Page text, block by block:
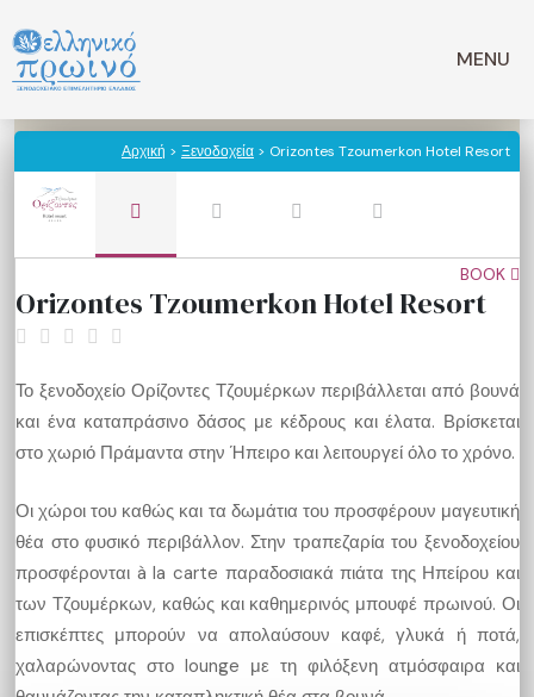
σε
περιεχόμενο
MENU
Αρχική > Ξενοδοχεία > Orizontes Tzoumerkon Hotel Resort
BOOK
Orizontes Tzoumerkon Hotel Resort
Το ξενοδοχείο Ορίζοντες Τζουμέρκων περιβάλλεται από βουνά
και ένα καταπράσινο δάσος με κέδρους και έλατα. Βρίσκεται
στο χωριό Πράμαντα στην Ήπειρο και λειτουργεί όλο το χρόνο.
Οι χώροι του καθώς και τα δωμάτια του προσφέρουν μαγευτική
θέα στο φυσικό περιβάλλον. Στην τραπεζαρία του ξενοδοχείου
προσφέρονται à la carte παραδοσιακά πιάτα της Ηπείρου και
των Τζουμέρκων, καθώς και καθημερινός μπουφέ πρωινού. Οι
επισκέπτες μπορούν να απολαύσουν καφέ, γλυκά ή ποτά,
χαλαρώνοντας στο lounge με τη φιλόξενη ατμόσφαιρα και